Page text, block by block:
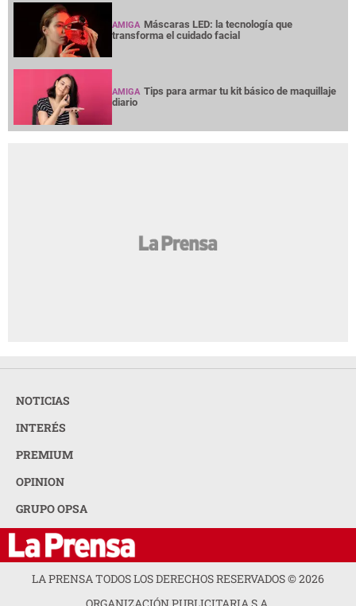
AMIGA Máscaras LED: la tecnología que
transforma el cuidado facial
AMIGA Tips para armar tu kit básico de maquillaje
diario
NOTICIAS
INTERÉS
PREMIUM
OPINION
GRUPO OPSA
LA PRENSA TODOS LOS DERECHOS RESERVADOS ©2026